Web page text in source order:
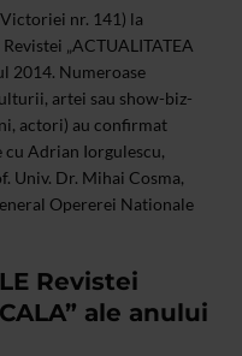
Victoriei nr. 141) la
„ACTUALITATEA
2014. Numeroase
artei sau show-biz-
actori) au confirmat
cu Adrian Iorgulescu,
Univ. Dr. Mihai Cosma,
Opererei Nationale
Revistei
ale anului